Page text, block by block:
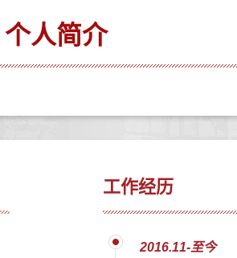
个人简介
工作经历
2016.11-至今